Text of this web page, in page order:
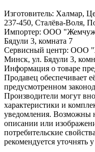
Изготовитель: Халмар,
237-450, Сталёва-Воля,
Импортер: ООО
Бядули 3, комната 7
Сервисный центр: ООО
Минск, ул. Бядули 3,
Информация о товаре
Продавец обеспечивает
предусмотренном
Производители могут
характеристики и
уведомления. Возможны
описании или
потребительские
рекомендуется уточнять